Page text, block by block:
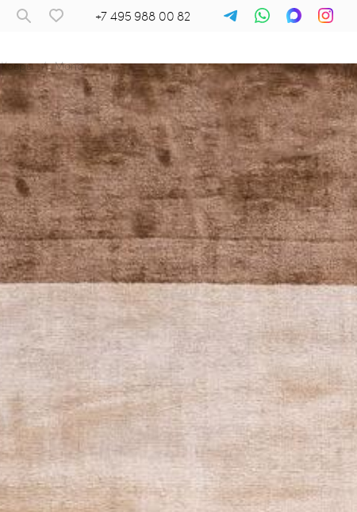
+7 495 988 00 82
Ковры / Mono